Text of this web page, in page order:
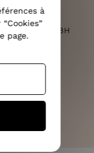
DE 10H À 18H
FRAIS
à
page.